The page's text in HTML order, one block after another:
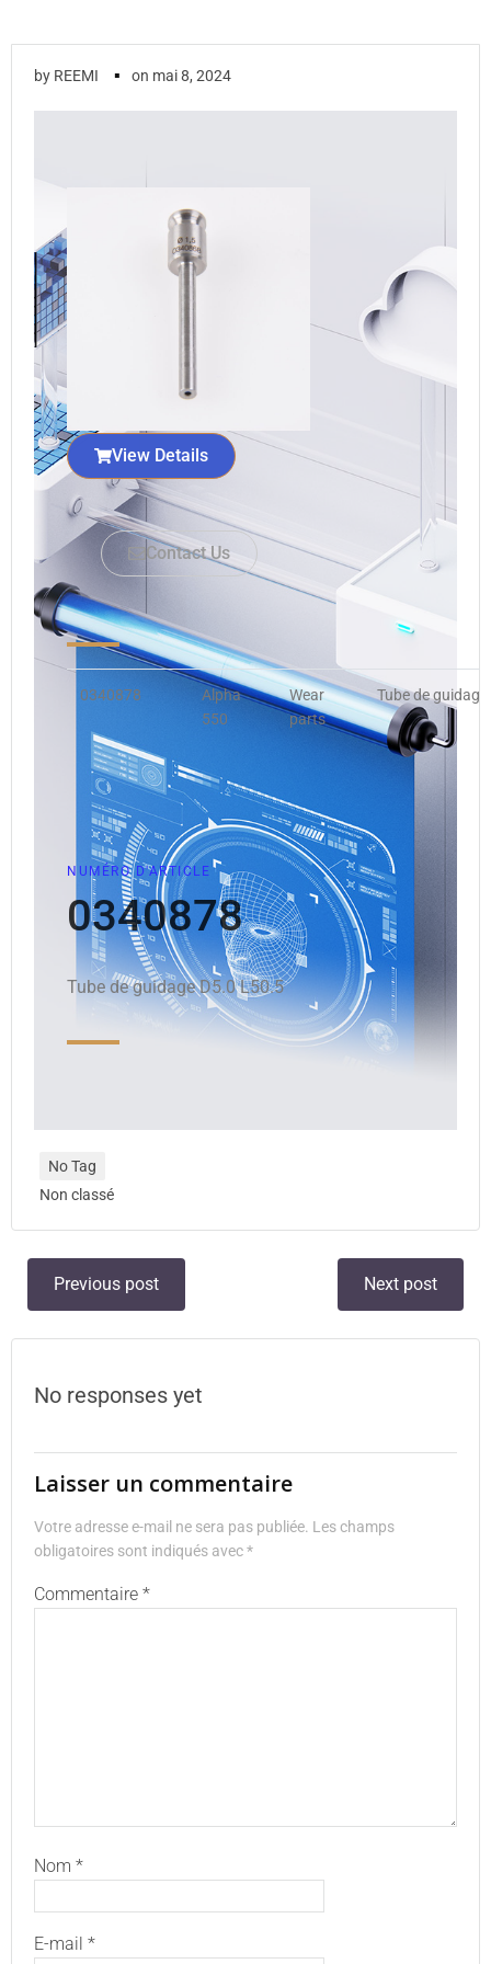
by REEMI ▪ on mai 8, 2024
View Details
Contact Us
0340878
Alpha
550
Wear
parts
Tube de
NUMÉRO D'ARTICLE
0340878
Tube de guidage D5.0 L50.5
No Tag
Non classé
Previous post Next post
No responses yet
Laisser un commentaire
Votre adresse e-mail ne sera pas publiée. Les champs
obligatoires sont indiqués avec*
Commentaire *
Nom *
E-mail *